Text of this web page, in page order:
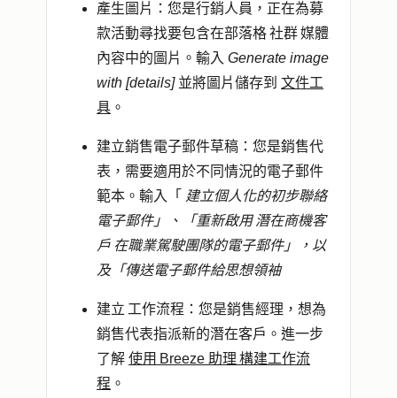
產生圖片 ：您是行銷人員，正在為募
款活動尋找要包含在部落格 社群 媒體
內容中的圖片。輸入 Generate image
with [details]並將圖片儲存到 文件工
具 。
建立銷售電子郵件草稿 ：您是銷售代
表，需要適用於不同情況的電子郵件
範本。輸入「 建立個人化的初步聯絡
電子郵件」、「重新啟用 潛在商機客
戶 在職業駕駛團隊的電子郵件」，以
及「傳送電子郵件給思想領袖
建立 工作流程 ：您是銷售經理，想為
銷售代表指派新的潛在客戶。進一步
了解 使用 Breeze 助理 構建工作流
程 。